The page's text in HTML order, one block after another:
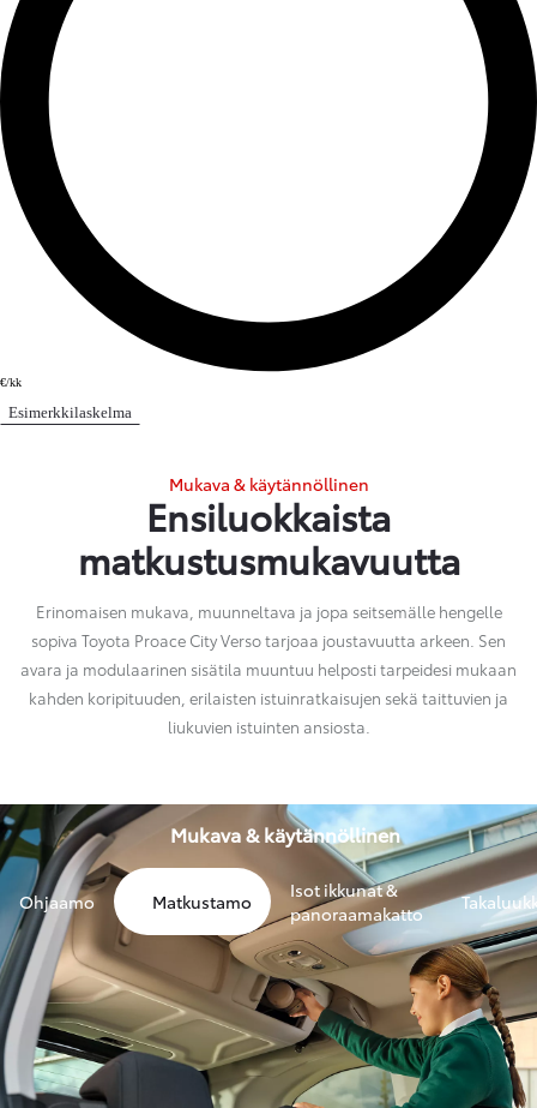
€/kk
Esimerkkilaskelma
Mukava & käytännöllinen
Ensiluokkaista
matkustusmukavuutta
Erinomaisen mukava, muunneltava ja jopa seitsemälle hengelle
sopiva Toyota Proace City Verso tarjoaa joustavuutta arkeen. Sen
avara ja modulaarinen sisätila muuntuu helposti tarpeidesi mukaan
kahden koripituuden, erilaisten istuinratkaisujen sekä taittuvien ja
liukuvien istuinten ansiosta.
Mukava & käytännöllinen
Ohjaamo Matkustamo
Isot ikkunat &
panoraamakatto